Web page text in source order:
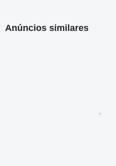
Anúncios similares